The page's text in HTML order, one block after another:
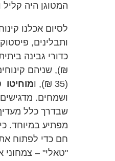
המטוגן היה קליל
לסיום אכלנו
ותבלינים, פיסטוק,
₪), שניהם
(35 ₪), ו
מוחיטו
ושמחים.
שבדרך כלל
מפתיע במיוחד.
חם כדי לפתוח